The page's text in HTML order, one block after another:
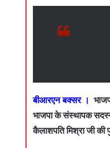
बीआरएन बक्सर ।
भाजपा के संस्थापक
कैलाशपति मिश्रा जी